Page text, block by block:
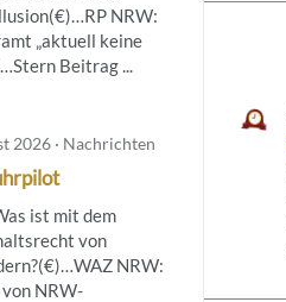
NRW:
„aktuell keine
Beitrag ...
2026 · Nachrichten
ist mit dem
von
NRW:
NRW-